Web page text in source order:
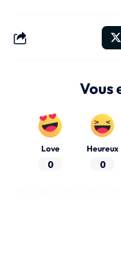
Vous
Love
0
Heureux
0